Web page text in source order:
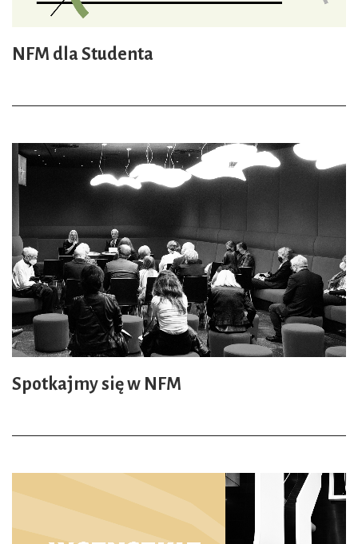
NFM dla Studenta
Spotkajmy się w NFM